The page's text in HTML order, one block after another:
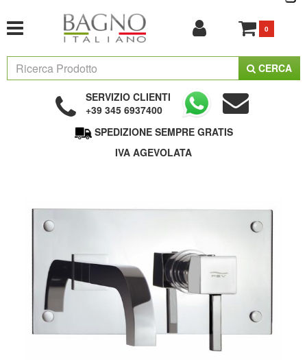
0
CERCA
SERVIZIO CLIENTI
+39 345 6937400
SPEDIZIONE SEMPRE GRATIS
IVA AGEVOLATA